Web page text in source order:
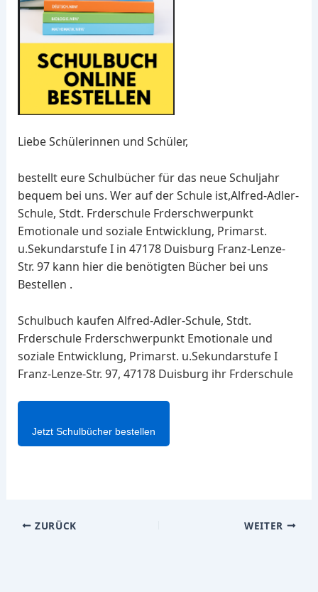
Liebe Schülerinnen und Schüler,
bestellt eure Schulbücher für das neue Schuljahr
bequem bei uns. Wer auf der Schule ist,Alfred-Adler-
Schule, Stdt. Frderschule Frderschwerpunkt
Emotionale und soziale Entwicklung, Primarst.
u.Sekundarstufe I in 47178 Duisburg Franz-Lenze-
Str. 97 kann hier die benötigten Bücher bei uns
Bestellen .
Schulbuch kaufen Alfred-Adler-Schule, Stdt.
Frderschule Frderschwerpunkt Emotionale und
soziale Entwicklung, Primarst. u.Sekundarstufe I
Franz-Lenze-Str. 97, 47178 Duisburg ihr Frderschule
Jetzt Schulbücher bestellen
ZURÜCK WEITER